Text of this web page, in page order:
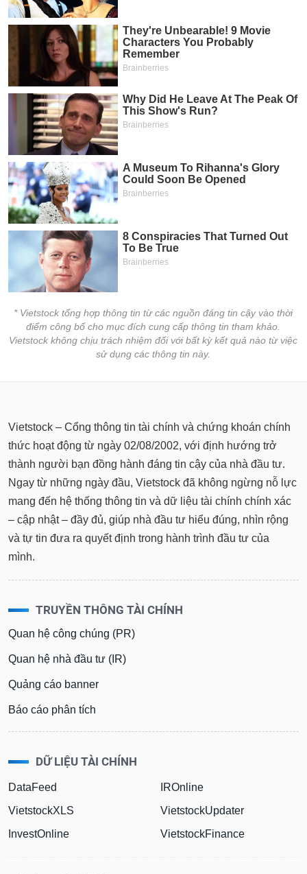
* Vietstock tổng hợp thông tin từ các nguồn đáng tin cậy vào thời
điểm công bố cho mục đích cung cấp thông tin tham khảo.
Vietstock không chịu trách nhiệm đối với bất kỳ kết quả nào từ việc
sử dụng các thông tin này.
Vietstock – Cổng thông tin tài chính và chứng khoán chính
thức hoạt động từ ngày 02/08/2002, với định hướng trở
thành người bạn đồng hành đáng tin cậy của nhà đầu tư.
Ngay từ những ngày đầu, Vietstock đã không ngừng nỗ lực
mang đến hệ thống thông tin và dữ liệu tài chính chính xác
– cập nhật – đầy đủ, giúp nhà đầu tư hiểu đúng, nhìn rộng
và tự tin đưa ra quyết định trong hành trình đầu tư của
mình.
TRUYỀN THÔNG TÀI CHÍNH
Quan hệ công chúng (PR)
Quan hệ nhà đầu tư (IR)
Quảng cáo banner
Báo cáo phân tích
DỮ LIỆU TÀI CHÍNH
DataFeed
VietstockXLS
InvestOnline
IROnline
VietstockUpdater
VietstockFinance